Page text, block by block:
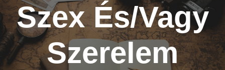
Szex És/vagy
Szerelem